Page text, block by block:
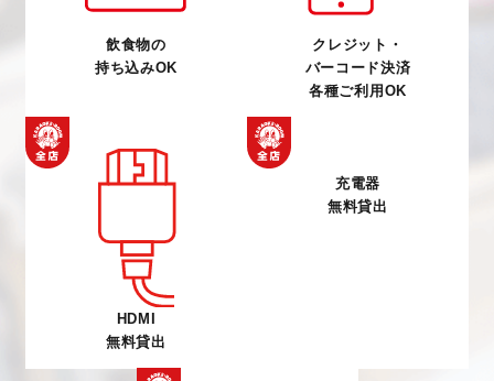
飲食物の
持ち込みOK
クレジット・
バーコード決済
各種ご利用OK
HDMI
無料貸出